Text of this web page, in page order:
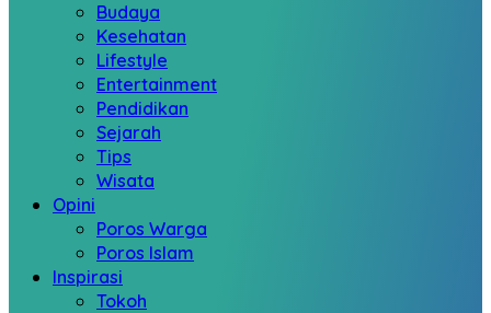
Budaya
Kesehatan
Lifestyle
Entertainment
Pendidikan
Sejarah
Tips
Wisata
Opini
Poros Warga
Poros Islam
Inspirasi
Tokoh